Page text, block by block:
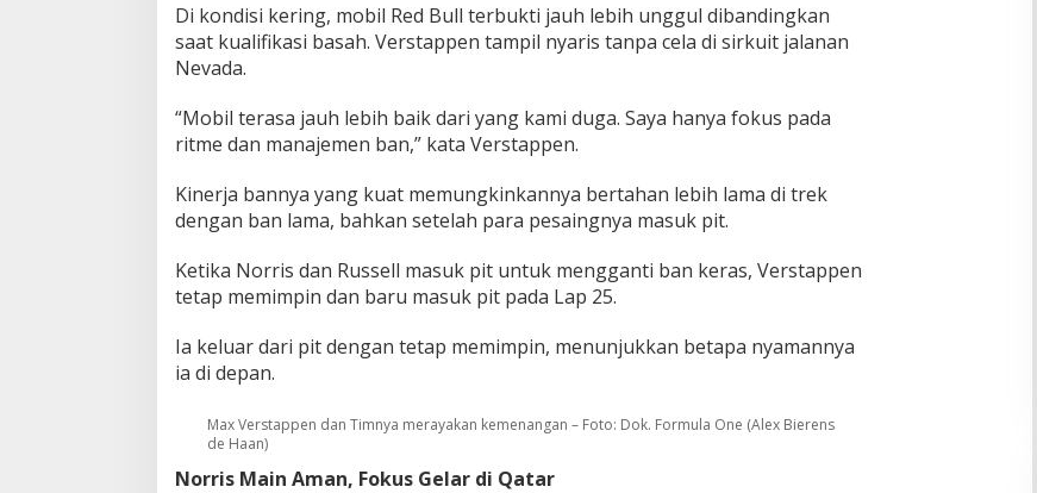
Di kondisi kering, mobil Red Bull terbukti jauh lebih unggul dibandingkan
saat kualifikasi basah. Verstappen tampil nyaris tanpa cela di sirkuit jalanan
Nevada.
“Mobil terasa jauh lebih baik dari yang kami duga. Saya hanya fokus pada
ritme dan manajemen ban,” kata Verstappen.
Kinerja bannya yang kuat memungkinkannya bertahan lebih lama di trek
dengan ban lama, bahkan setelah para pesaingnya masuk pit.
Ketika Norris dan Russell masuk pit untuk mengganti ban keras, Verstappen
tetap memimpin dan baru masuk pit pada Lap 25.
Ia keluar dari pit dengan tetap memimpin, menunjukkan betapa nyamannya
ia di depan.
Max Verstappen dan Timnya merayakan kemenangan – Foto: Dok. Formula One (Alex Bierens
de Haan)
Norris Main Aman, Fokus Gelar di Qatar